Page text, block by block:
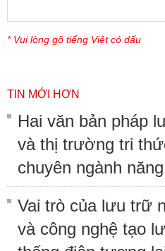
* Vui lòng gõ tiếng Việt có dấu
TIN MỚI HƠN
Hai văn bản pháp
và thị trường tri
chuyên ngành
Vai trò của lưu trữ
và công nghệ tạo